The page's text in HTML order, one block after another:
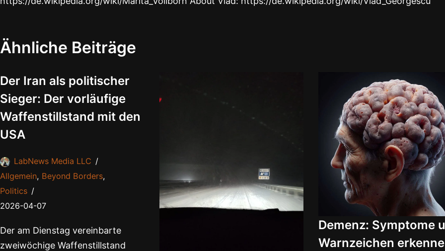
Ähnliche Beiträge
Der Iran als politischer
Sieger: Der vorläufige
Waffenstillstand mit den
USA
LabNews Media LLC
Allgemein, Beyond Borders,
Politics
2026-04-07
Der am Dienstag vereinbarte
zweiwöchige Waffenstillstand
Demenz: Symptome
Warnzeichen